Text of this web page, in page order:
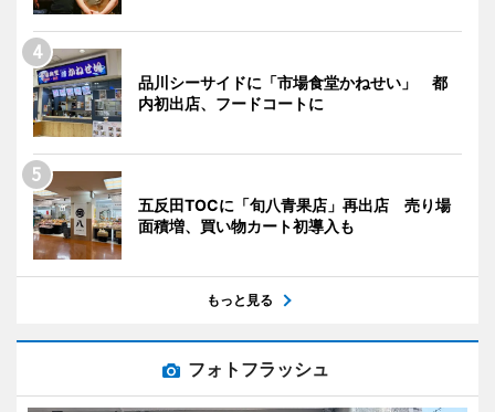
品川シーサイドに「市場食堂かねせい」 都
内初出店、フードコートに
五反田TOCに「旬八青果店」再出店 売り場
面積増、買い物カート初導入も
もっと見る
フォトフラッシュ